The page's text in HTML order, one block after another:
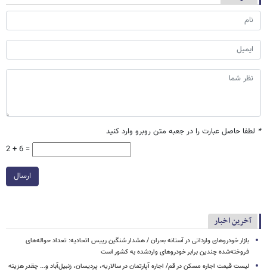
* لطفا حاصل عبارت را در جعبه متن روبرو وارد کنید
2 + 6 =
ارسال
آخرین اخبار
بازار خودروهای وارداتی در آستانه بحران / هشدار شنگین رییس اتحادیه: تعداد حواله‌های
فروخته‌شده چندین برابر خودروهای واردشده به کشور است
لیست قیمت اجاره مسکن در قم/ اجاره آپارتمان در سالاریه، پردیسان، زنبیل‌آباد و... چقدر هزینه